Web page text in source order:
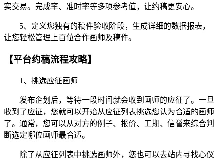
实交易。完成率、准时率等多项参考值，让约稿更安心。
5、定义您独有的稿件验收阶段，生成详细的数据报表，
让您轻松管理上百位合作画师及稿件。
【平台约稿流程攻略】
1、挑选应征画师
发布企划后，等待一段时间就会收到画师的应征了。一旦
收到了应征，您就可以开始从应征列表挑选您认为合适的画师
了。通常，您可以从对方的例子、报价、工期、信誉来综合判
断选定哪位画师最合适。
除了从应征列表中挑选画师外，您也可以去站内寻找心仪